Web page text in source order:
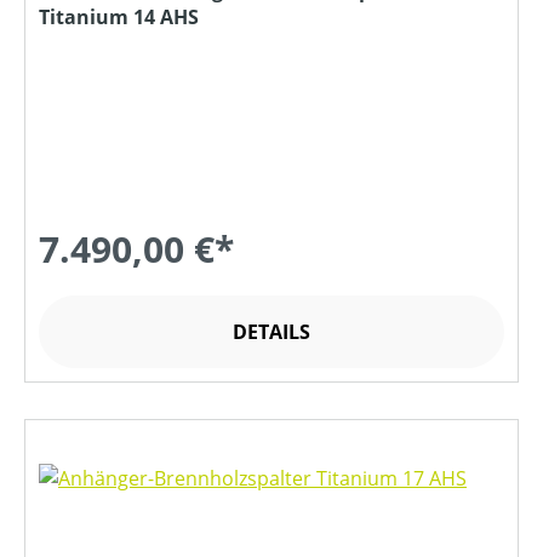
Titanium 14 AHS
7.490,00 €*
DETAILS